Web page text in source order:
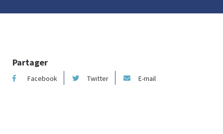
Partager
Facebook Twitter E-mail